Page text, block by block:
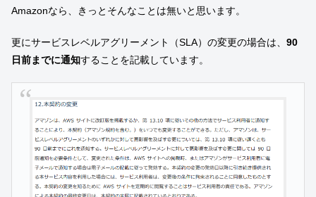
Amazonなら、きっとそんなことは無いと思います。
更にサービスレベルアグリーメント（SLA）の変更の場合は、 90
日前までに通知することを記載しています。